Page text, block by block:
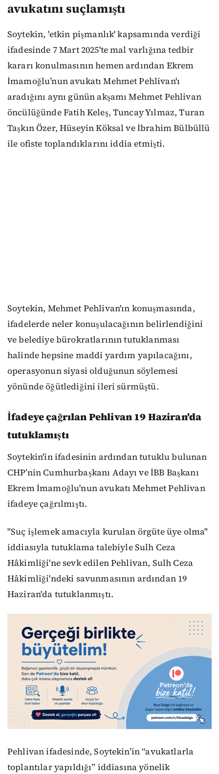
avukatını suçlamıştı
Soytekin, 'etkin pişmanlık' kapsamında verdiği
ifadesinde 7 Mart 2025'te mal varlığına tedbir
kararı konulmasının hemen ardından Ekrem
İmamoğlu’nun avukatı Mehmet Pehlivan'ı
aradığını aynı günün akşamı Mehmet Pehlivan
öncülüğünde Fatih Keleş, Tuncay Yılmaz, Turan
Taşkın Özer, Hüseyin Köksal ve İbrahim Bülbüllü
ile ofiste toplandıklarını iddia etmişti.
Soytekin, Mehmet Pehlivan'ın konuşmasında,
ifadelerde neler konuşulacağının belirlendiğini
ve belediye bürokratlarının tutuklanması
halinde hepsine maddi yardım yapılacağını,
operasyonun siyasi olduğunun söylemesi
yönünde öğütlediğini ileri sürmüştü.
İfadeye çağrılan Pehlivan 19 Haziran'da
tutuklamıştı
Soytekin'in ifadesinin ardından tutuklu bulunan
CHP’nin Cumhurbaşkanı Adayı ve İBB Başkanı
Ekrem İmamoğlu'nun avukatı Mehmet Pehlivan
ifadeye çağrılmıştı.
"Suç işlemek amacıyla kurulan örgüte üye olma"
iddiasıyla tutuklama talebiyle Sulh Ceza
Hâkimliği'ne sevk edilen Pehlivan, Sulh Ceza
Hâkimliği'ndeki savunmasının ardından 19
Haziran'da tutuklanmıştı.
Pehlivan ifadesinde, Soytekin’in “avukatlarla
toplantılar yapıldığı” iddiasına yönelik